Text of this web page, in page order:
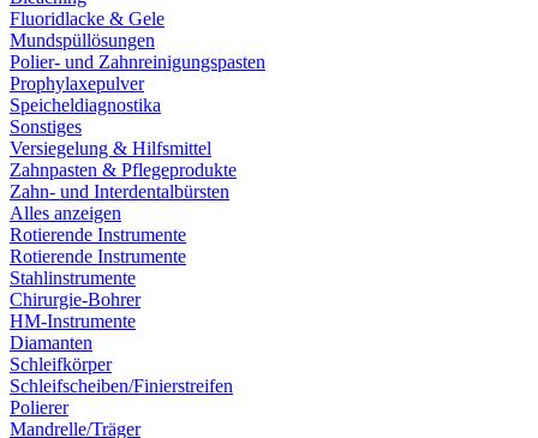
Fluoridlacke & Gele
Mundspüllösungen
Polier- und Zahnreinigungspasten
Prophylaxepulver
Speicheldiagnostika
Sonstiges
Versiegelung & Hilfsmittel
Zahnpasten & Pflegeprodukte
Zahn- und Interdentalbürsten
Alles anzeigen
Rotierende Instrumente
Rotierende Instrumente
Stahlinstrumente
Chirurgie-Bohrer
HM-Instrumente
Diamanten
Schleifkörper
Schleifscheiben/Finierstreifen
Polierer
Mandrelle/Träger